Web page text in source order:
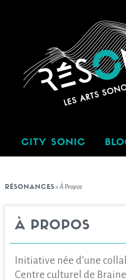
CITY SONIC
RÉSONANCES» À Propos
À PROPOS
Initiative née d’une
Centre culturel de